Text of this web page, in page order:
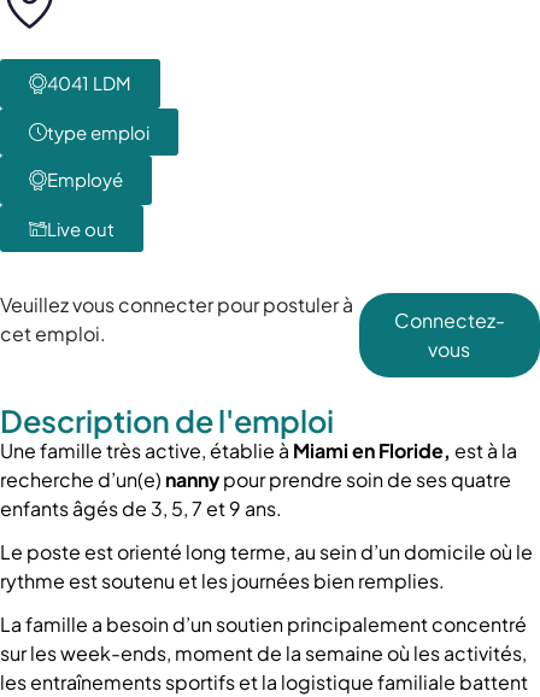
4041 LDM
type emploi
Employé
Live out
Veuillez vous connecter pour postuler à
cet emploi.
Connectez-
vous
Description de l'emploi
Une famille très active, établie à Miami en Floride, est à la
recherche d’un(e) nannypour prendre soin de ses quatre
enfants âgés de 3, 5, 7 et 9 ans.
Le poste est orienté long terme, au sein d’un domicile où le
rythme est soutenu et les journées bien remplies.
La famille a besoin d’un soutien principalement concentré
sur les week-ends, moment de la semaine où les activités,
les entraînements sportifs et la logistique familiale battent